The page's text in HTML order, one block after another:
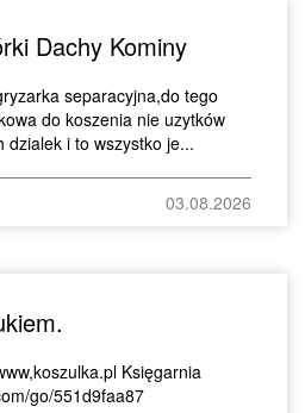
Dachy Kominy
separacyjna,do tego
do koszenia nie uzytków
dzialek i to wszystko je...
03.08.2026
Księgarnia
go/551d9faa87